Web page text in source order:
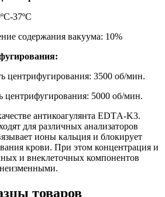
37ºС
содержания вакуума: 10%
центрифугирования: 3500 об/мин.
центрифугирования: 5000 об/мин.
антикоагулянта EDTА-K3.
для различных анализаторов
ионы кальция и блокирует
крови. При этом концентрация и
и внеклеточных компонентов
товаров